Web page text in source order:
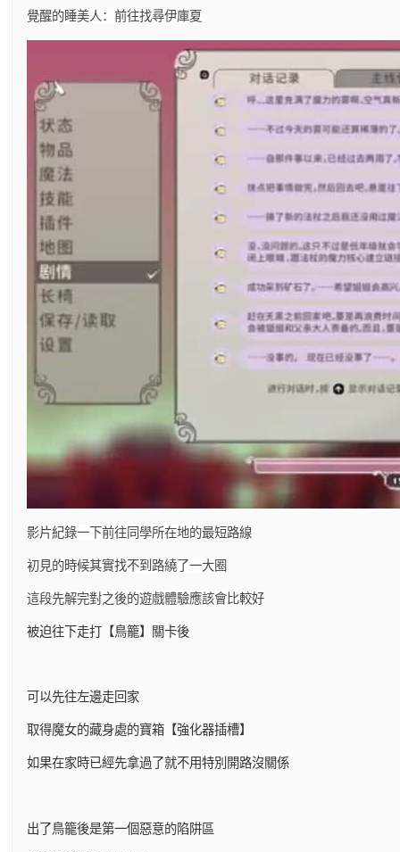
覺醒的睡美人：前往找尋伊庫夏
影片紀錄一下前往同學所在地的最短路線
初見的時候其實找不到路繞了一大圈
這段先解完對之後的遊戲體驗應該會比較好
被迫往下走打【鳥籠】關卡後
可以先往左邊走回家
取得魔女的藏身處的寶箱【強化器插槽】
如果在家時已經先拿過了就不用特別開路沒關係
出了鳥籠後是第一個惡意的陷阱區